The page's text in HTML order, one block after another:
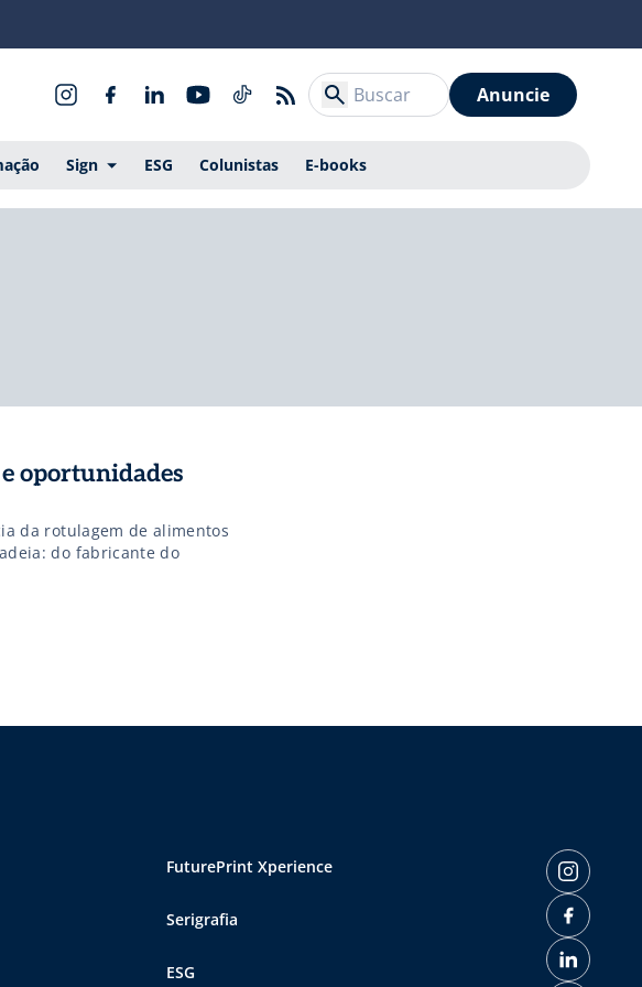
Anuncie
Sign ESG Colunistas E-books
oportunidades
da rotulagem de alimentos
do fabricante do
FuturePrint Xperience
Serigrafia
ESG